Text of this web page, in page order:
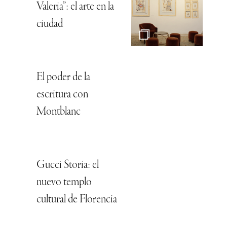
Valeria”: el arte en la
ciudad
El poder de la
escritura con
Montblanc
Gucci Storia: el
nuevo templo
cultural de Florencia